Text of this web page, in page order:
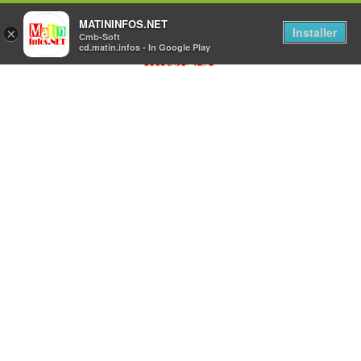
×
MATININFOS.NET
Cmb-Soft
cd.matin.infos - In Google Play
Installer